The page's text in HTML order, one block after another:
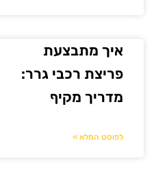
איך מתבצעת
פריצת רכבי גרר:
מדריך מקיף
לפוסט המלא »